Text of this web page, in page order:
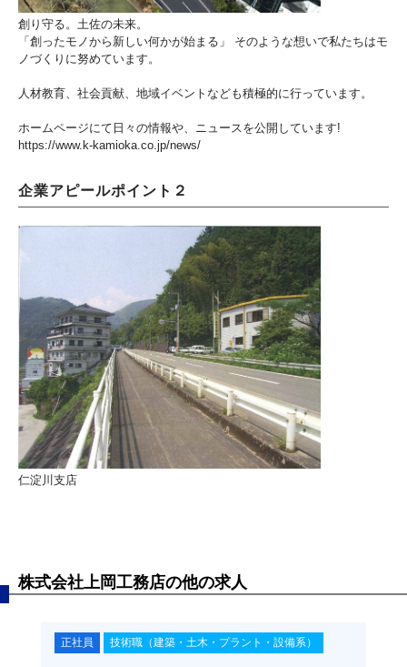
創り守る。土佐の未来。
「創ったモノから新しい何かが始まる」 そのような想いで私たちはモ
ノづくりに努めています。
人材教育、社会貢献、地域イベントなども積極的に行っています。
ホームページにて日々の情報や、ニュースを公開しています!
https://www.k-kamioka.co.jp/news/
企業アピールポイント２
仁淀川支店
株式会社上岡工務店の他の求人
正社員 技術職（建築・土木・プラント・設備系）